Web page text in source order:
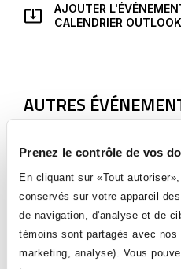
Prenez le contrôle de vos
En cliquant sur «Tout
conservés sur votre appareil
de navigation, d'analyse et de
témoins sont partagés avec
marketing, analyse). Vous
AJOUTER
CALENDRIER
CE
FENÊTRE
AUTRES
POURRAIENT VOUS